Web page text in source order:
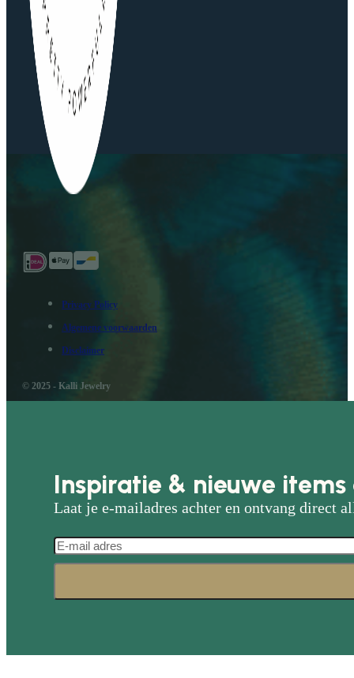
Privacy Policy
Algemene voorwaarden
Disclaimer
© 2025 - Kalli Jewelry
Inspiratie & nieuwe
Laat je e-mailadres achter en ontvang direct